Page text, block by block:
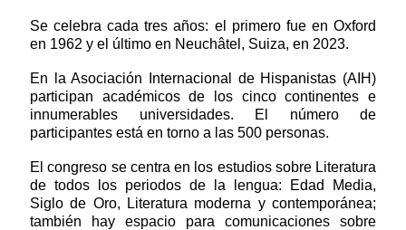
Se celebra cada tres años: el primero fue en Oxford
en 1962 y el último en Neuchâtel, Suiza, en 2023.
En la Asociación Internacional de Hispanistas (AIH)
participan académicos de los cinco continentes e
innumerables universidades. El número de
participantes está en torno a las 500 personas.
El congreso se centra en los estudios sobre Literatura
de todos los periodos de la lengua: Edad Media,
Siglo de Oro, Literatura moderna y contemporánea;
también hay espacio para comunicaciones sobre